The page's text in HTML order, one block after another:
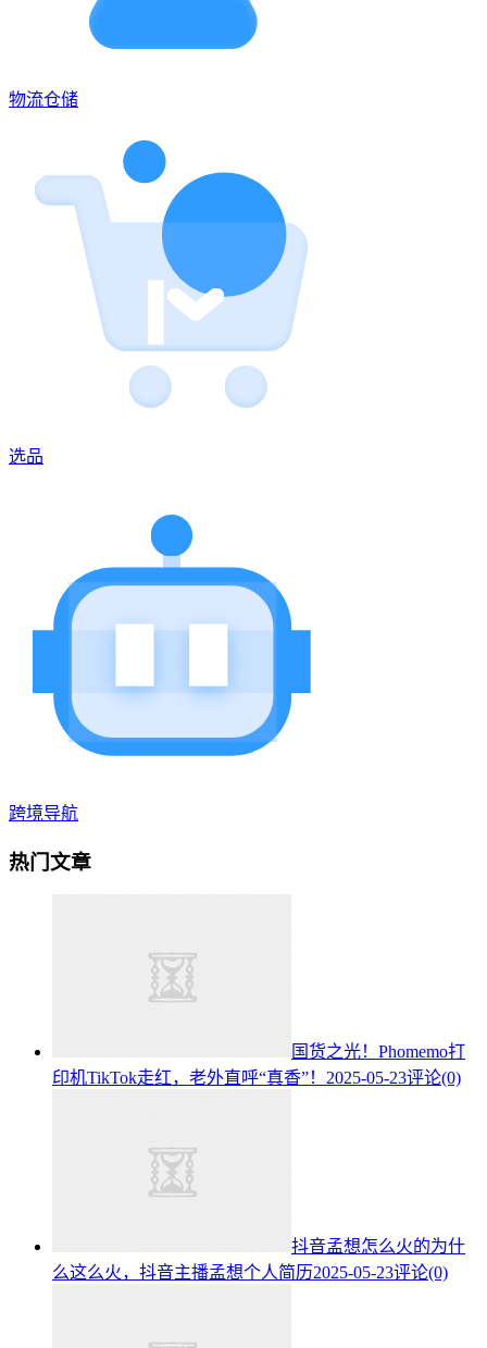
物流仓储
选品
跨境导航
热门文章
国货之光！Phomemo打
印机TikTok走红，老外直呼“真香”！ 2025-05-23评论(0)
抖音孟想怎么火的为什
么这么火，抖音主播孟想个人简历2025-05-23评论(0)